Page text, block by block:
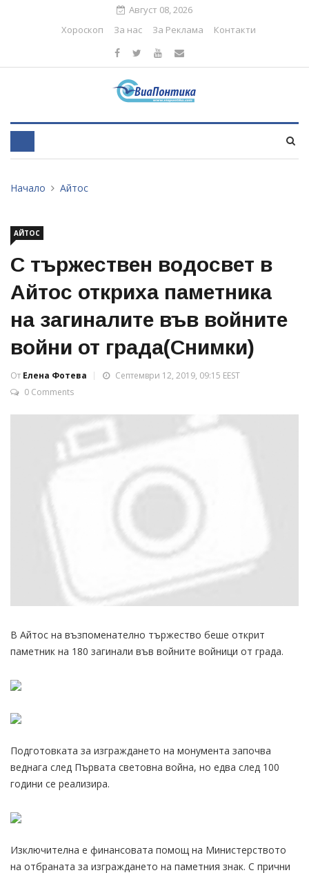
Август 08, 2026
Хороскоп
За нас За Реклама Контакти
Начало Айтос
АЙТОС
С тържествен водосвет в
Айтос откриха паметника
на загиналите във войните
войни от града(Снимки)
От Елена Фотева
Септември 12, 2019, 09:15 EEST
0 Comments
В Айтос на възпоменателно тържество беше открит
паметник на 180 загинали във войните войници от града.
Подготовката за изграждането на монумента започва
веднага след Първата световна война, но едва след 100
години се реализира.
Изключителна е финансовата помощ на Министерството
на отбраната за изграждането на паметния знак. С прични